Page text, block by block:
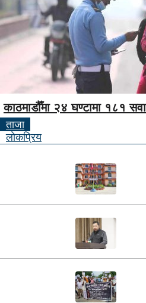
काठमाडौँमा २४ घण्टामा १८१
ताजा
लाेकप्रिय